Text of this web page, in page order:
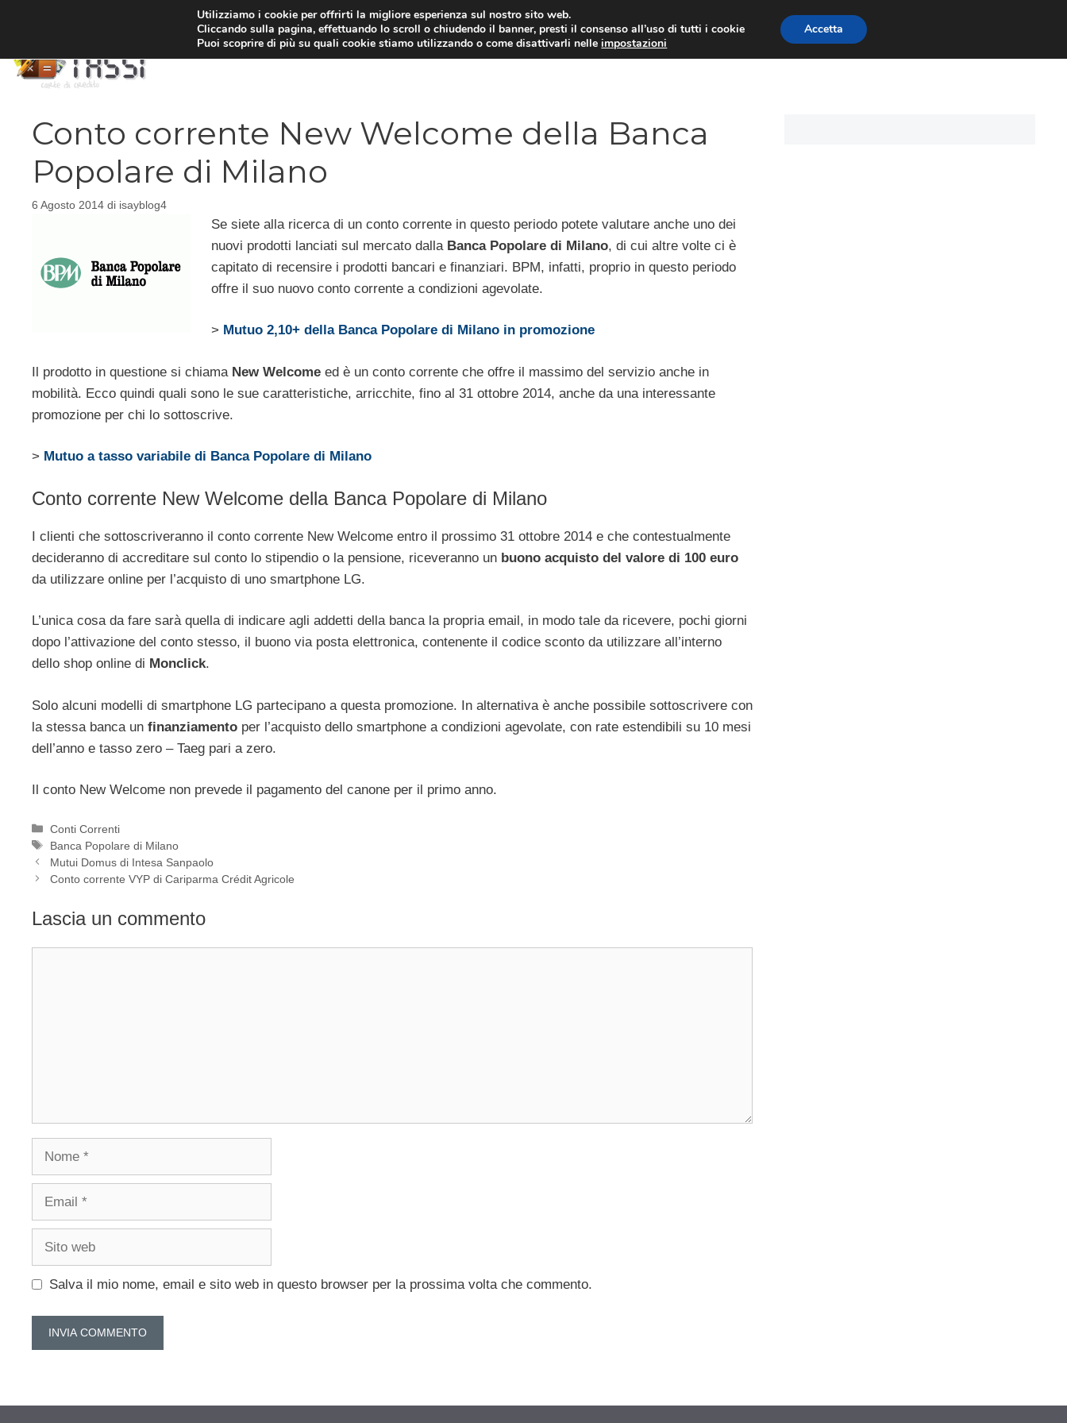
MUTUI PRIMA CASA PRESTITI PERSONALI
Conto corrente New Welcome della Banca
Popolare di Milano
6 Agosto 2014 di isayblog4
Se siete alla ricerca di un conto corrente in questo periodo potete valutare anche uno dei
nuovi prodotti lanciati sul mercato dallaBanca Popolare di Milano, di cui altre volte ci è
capitato di recensire i prodotti bancari e finanziari. BPM, infatti, proprio in questo periodo
offre il suo nuovo conto corrente a condizioni agevolate.
> Mutuo 2,10+ della Banca Popolare di Milano in promozione
Il prodotto in questione si chiama New Welcome ed è un conto corrente che offre il massimo del servizio anche in
mobilità. Ecco quindi quali sono le sue caratteristiche, arricchite, fino al 31 ottobre 2014, anche da una interessante
promozione per chi lo sottoscrive.
> Mutuo a tasso variabile di Banca Popolare di Milano
Conto corrente New Welcome della Banca Popolare di Milano
I clienti che sottoscriveranno il conto corrente New Welcome entro il prossimo 31 ottobre 2014 e che contestualmente
decideranno di accreditare sul conto lo stipendio o la pensione, riceveranno un buono acquisto del valore di 100 euro
da utilizzare online per l’acquisto di uno smartphone LG.
L’unica cosa da fare sarà quella di indicare agli addetti della banca la propria email, in modo tale da ricevere, pochi giorni
dopo l’attivazione del conto stesso, il buono via posta elettronica, contenente il codice sconto da utilizzare all’interno
dello shop online di Monclick.
Solo alcuni modelli di smartphone LG partecipano a questa promozione. In alternativa è anche possibile sottoscrivere con
la stessa banca un finanziamento per l’acquisto dello smartphone a condizioni agevolate, con rate estendibili su 10 mesi
dell’anno e tasso zero – Taeg pari a zero.
Il conto New Welcome non prevede il pagamento del canone per il primo anno.
Categorie
Conti Correnti
Tag
Banca Popolare di Milano
Mutui Domus di Intesa Sanpaolo
Conto corrente VYP di Cariparma Crédit Agricole
Lascia un commento
Nome
Email
Sito
Salva il mio nome, email e sito web in questo browser per la prossima volta che commento.
Utilizziamo i cookie per offrirti la migliore esperienza sul nostro sito web.
Cliccando sulla pagina, effettuando lo scroll o chiudendo il banner, presti il consenso all’uso di tutti i cookie
Puoi scoprire di più su quali cookie stiamo utilizzando o come disattivarli nelleimpostazioni
Accetta